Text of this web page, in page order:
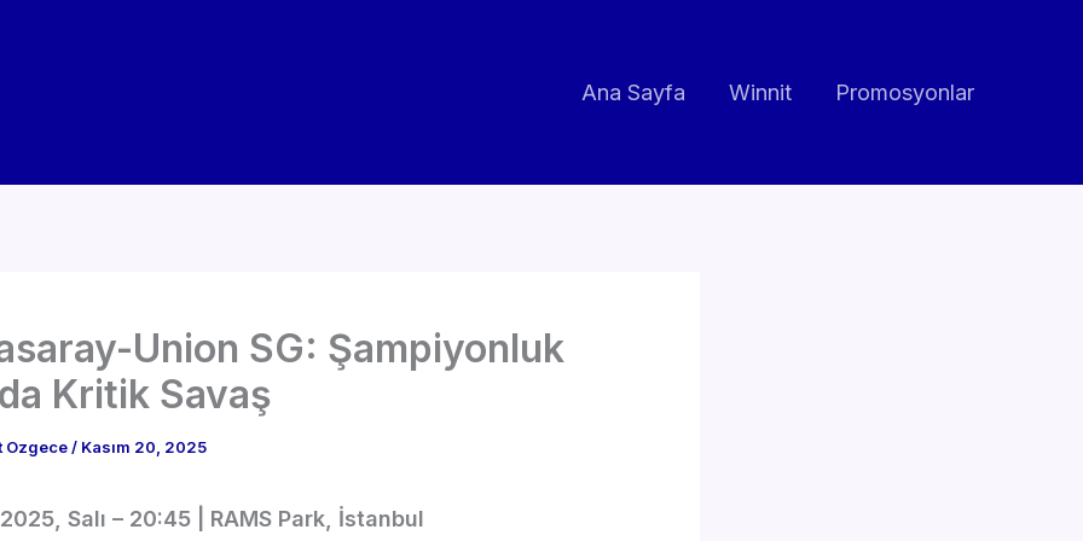
Ana Sayfa
Winnit Promosyonlar
Union SG: Şampiyonluk
Kritik Savaş
Ozgece/ Kasım 20, 2025
Salı – 20:45 | RAMS Park, İstanbul